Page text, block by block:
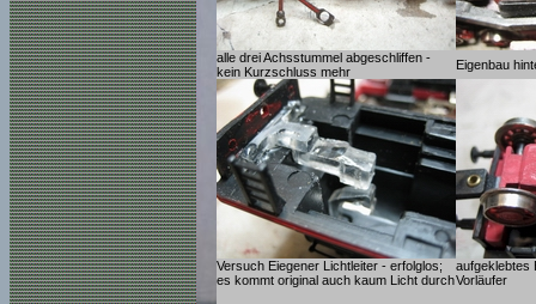
alle drei Achsstummel abgeschliffen -
kein Kurzschluss mehr
Eigenbau
Versuch Eiegener Lichtleiter - erfolglos;
es kommt original auch kaum Licht durch
aufgeklebtes
Vorläufer